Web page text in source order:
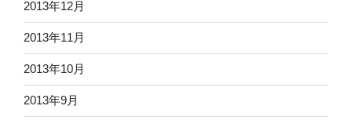
2013年12月
2013年11月
2013年10月
2013年9月